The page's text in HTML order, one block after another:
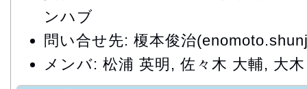
ンハブ
問い合せ先: 榎本俊治
メンバ: 松浦 英明, 佐々木 大輔, 大